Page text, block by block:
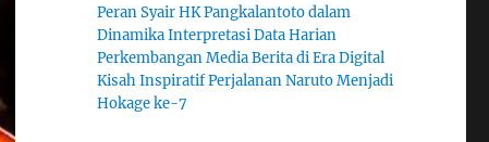
Peran Syair HK Pangkalantoto dalam
Dinamika Interpretasi Data Harian
Perkembangan Media Berita di Era Digital
Kisah Inspiratif Perjalanan Naruto Menjadi
Hokage ke-7